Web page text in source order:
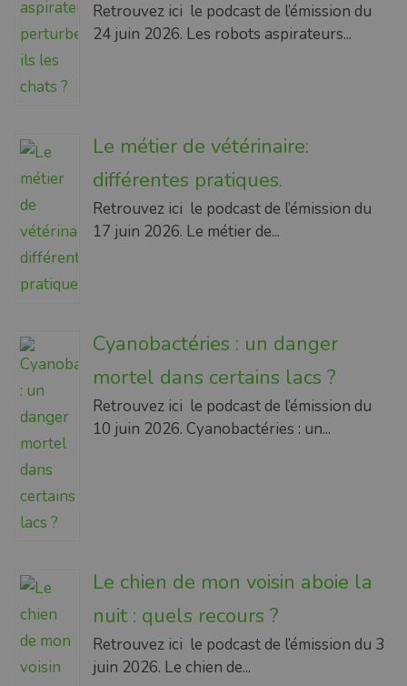
Retrouvez ici le podcast de l’émission du
24 juin 2026. Les robots aspirateurs...
Le métier de vétérinaire:
différentes pratiques.
Retrouvez ici le podcast de l’émission du
17 juin 2026. Le métier de...
Cyanobactéries : un danger
mortel dans certains lacs ?
Retrouvez ici le podcast de l’émission du
10 juin 2026. Cyanobactéries : un...
Le chien de mon voisin aboie la
nuit : quels recours ?
Retrouvez ici le podcast de l’émission du 3
juin 2026. Le chien de...